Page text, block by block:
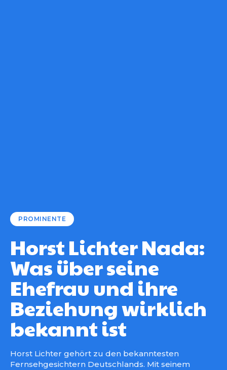
PROMINENTE
Horst Lichter Nada:
Was über seine
Ehefrau und ihre
Beziehung wirklich
bekannt ist
Horst Lichter gehört zu den bekanntesten
Fernsehgesichtern Deutschlands. Mit seinem